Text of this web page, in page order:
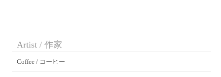
Artist / 作家
Coffee / コーヒー